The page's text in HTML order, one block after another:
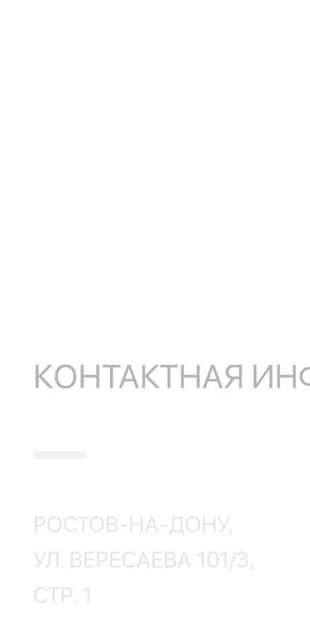
КОНТАКТНАЯ
РОСТОВ-НА-ДОНУ,
УЛ. ВЕРЕСАЕВА 101/3,
СТР. 1